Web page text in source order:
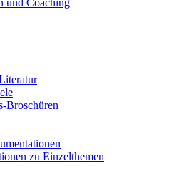
und Coaching
Broschüren
zu Einzelthemen